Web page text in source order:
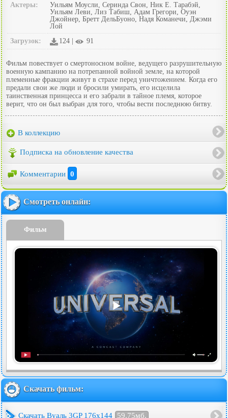
Актеры:
Уильям Моусли, Серинда Свон, Ник Е. Тарабэй,
Уильям Леви, Лиз Табиш, Адам Грегори, Оуэн
Джойнер, Бретт ДельБуоно, Надя Команечи, Джэми
Лой
Загрузок:
124 | 91
Фильм повествует о смертоносном войне, ведущего разрушительную
военную кампанию на потрепанной войной земле, на которой
племенные фракции живут в страхе перед уничтожением. Когда его
предали свои же люди и бросили умирать, его исцелила
таинственная принцесса и его забрали в тайное племя, которое
верит, что он был выбран для того, чтобы вести последнюю битву.
В коллекцию
Подписка на обновление качества
Комментарии 0
Смотреть онлайн:
Фильм
Скачать фильм:
Скачать Вуаль 3GP 176x144 59.75мб.